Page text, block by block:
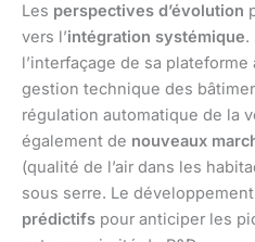
Les perspectives d’évolution
vers l’intégration systémique.
l’interfaçage de sa
gestion technique des
régulation automatique de la
également de nouveaux
(qualité de l’air dans les
sous serre. Le développement
prédictifs pour anticiper les